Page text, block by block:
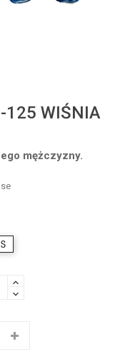
125 WIŚNIA
mężczyzny.
S